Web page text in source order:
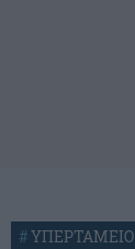
#ΥΠΕΡΤΑΜΕΙΟ